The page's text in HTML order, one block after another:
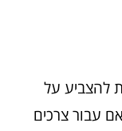
להצביע על
עבור צרכים